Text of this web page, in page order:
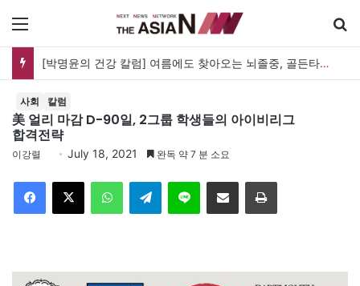
[박명윤의 건강 칼럼] 여름에도 찾아오는 뇌졸중, 골든타임을 지켜라
사회 칼럼
美 얼리 마감 D-90일, 2그룹 학생들의 아이비리그
합격전략
이강렬 July 18, 2021 완독 약 7 분 소요
Telegram 이메일